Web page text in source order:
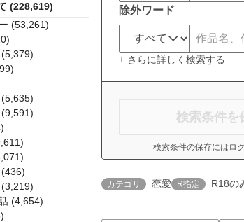
除外ワード
+ さらに詳しく検索する
検索条件を
検索条件の保存には ロ
カテゴリ 恋愛 R指定 R18の
(228,619)
(53,261)
(5,379)
(4,654)